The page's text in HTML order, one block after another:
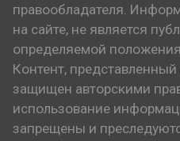
правообладателя.
на сайте, не является
определяемой
Контент,
защищен авторскими
использование
запрещены и